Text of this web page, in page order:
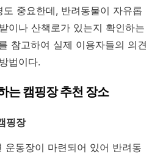
중요한데, 반려동물이 자유롭
이나 산책로가 있는지 확인하는
참고하여 실제 이용자들의 의견
법이다.
는 캠핑장 추천 장소
핑장
운동장이 마련되어 있어 반려동